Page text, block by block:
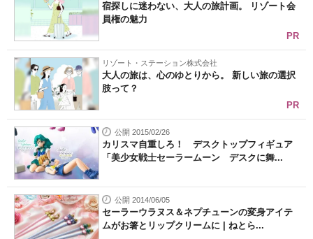
宿探しに迷わない、大人の旅計画。 リゾート会
員権の魅力
PR
リゾート・ステーション株式会社
大人の旅は、心のゆとりから。 新しい旅の選択
肢って？
PR
公開 2015/02/26
カリスマ自重しろ！ デスクトップフィギュア
「美少女戦士セーラームーン デスクに舞...
公開 2014/06/05
セーラーウラヌス＆ネプチューンの変身アイテ
ムがお箸とリップクリームに | ねとら...